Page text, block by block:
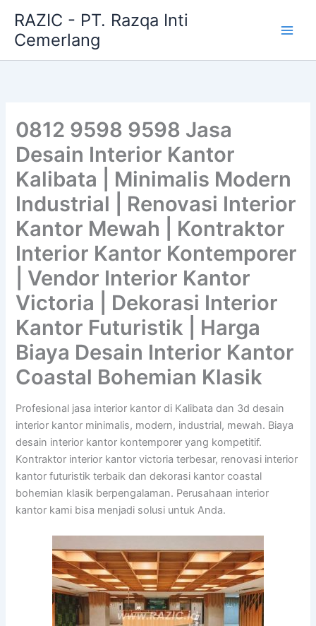
content
RAZIC - PT. Razqa Inti
Cemerlang
0812 9598 9598 Jasa
Desain Interior Kantor
Kalibata | Minimalis Modern
Industrial | Renovasi Interior
Kantor Mewah | Kontraktor
Interior Kantor Kontemporer
| Vendor Interior Kantor
Victoria | Dekorasi Interior
Kantor Futuristik | Harga
Biaya Desain Interior Kantor
Coastal Bohemian Klasik
Profesional jasa interior kantor di Kalibata dan 3d desain
interior kantor minimalis, modern, industrial, mewah. Biaya
desain interior kantor kontemporer yang kompetitif.
Kontraktor interior kantor victoria terbesar, renovasi interior
kantor futuristik terbaik dan dekorasi kantor coastal
bohemian klasik berpengalaman. Perusahaan interior
kantor kami bisa menjadi solusi untuk Anda.